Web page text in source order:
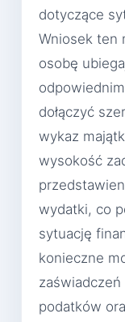
dotyczące
Wniosek ten
osobę
dołączyć
wykaz
wysokość
wydatki, co
sytuację
konieczne
zaświadczeń
podatków